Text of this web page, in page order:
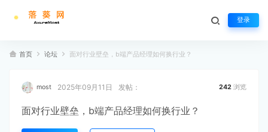
登录
首页 论坛 面对行业壁垒，b端产品经理如何换行业？
most 2025年09月11日 发帖： 242 浏览
面对行业壁垒，b端产品经理如何换行业？